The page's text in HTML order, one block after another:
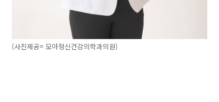
(사진제공= 모아정신건강의학과의원)